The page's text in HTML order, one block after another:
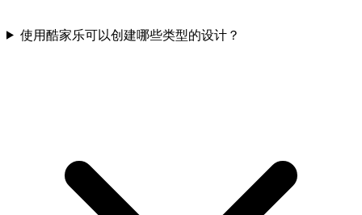
使用酷家乐可以创建哪些类型的设计？